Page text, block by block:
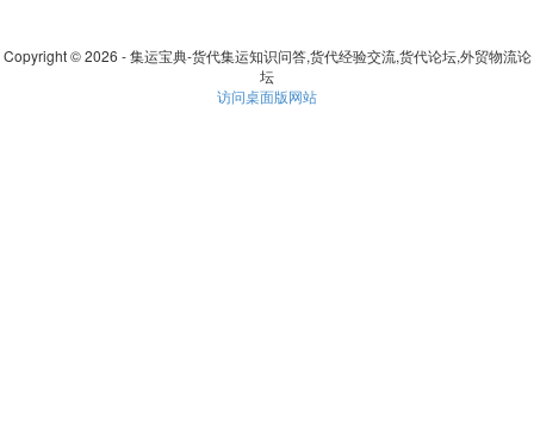
Copyright © 2026 - 集运宝典-货代集运知识问答,货代经验交流,货代论坛,外贸物流论
坛
访问桌面版网站